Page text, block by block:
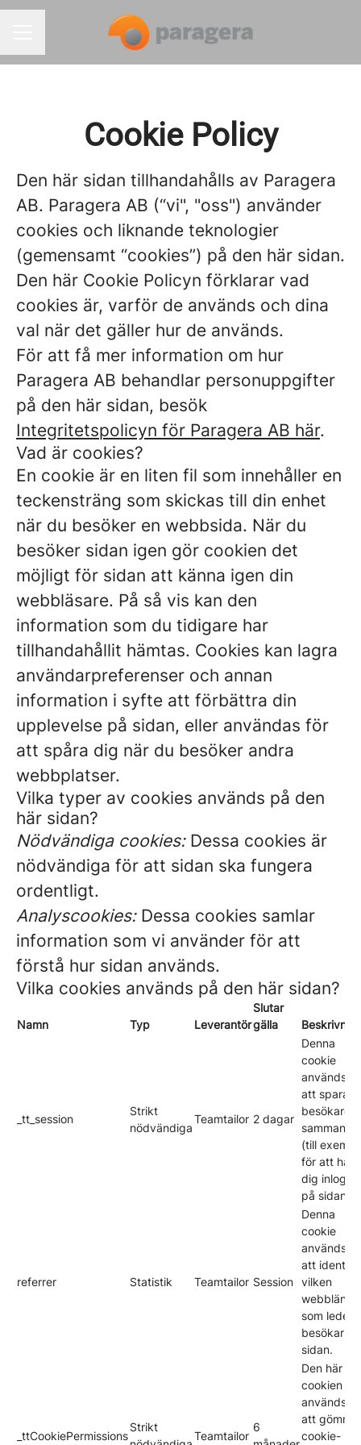
Cookie Policy
Den här sidan tillhandahålls av Paragera
AB. Paragera AB (“vi", "oss") använder
cookies och liknande teknologier
(gemensamt “cookies”) på den här sidan.
Den här Cookie Policyn förklarar vad
cookies är, varför de används och dina
val när det gäller hur de används.
För att få mer information om hur
Paragera AB behandlar personuppgifter
på den här sidan, besök
Integritetspolicyn för Paragera AB här.
Vad är cookies?
En cookie är en liten fil som innehåller en
teckensträng som skickas till din enhet
när du besöker en webbsida. När du
besöker sidan igen gör cookien det
möjligt för sidan att känna igen din
webbläsare. På så vis kan den
information som du tidigare har
tillhandahållit hämtas. Cookies kan lagra
användarpreferenser och annan
information i syfte att förbättra din
upplevelse på sidan, eller användas för
att spåra dig när du besöker andra
webbplatser.
Vilka typer av cookies används på den
här sidan?
Nödvändiga cookies:Dessa cookies är
nödvändiga för att sidan ska fungera
ordentligt.
Analyscookies:Dessa cookies samlar
information som vi använder för att
förstå hur sidan används.
Vilka cookies används på den här sidan?
Namn Typ Leverantör
Slutar
gälla
_tt_session
Strikt
nödvändiga
Teamtailor 2 dagar
Denna
cookie
används
att spara
besökares
(till
för att hålla
dig
på sidan).
referrer Statistik Teamtailor Session
Denna
cookie
används
att
vilken
webblänk
som leder
besökarna
sidan.
_ttCookiePermissions
Strikt
Teamtailor
6
Den här
cookien
används
att gömma
cookie-